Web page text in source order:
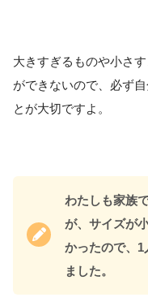
大きすぎるものや小さ
ができないので、必ず
とが大切ですよ。
わたしも家族
が、サイズが
かったので、1
ました。